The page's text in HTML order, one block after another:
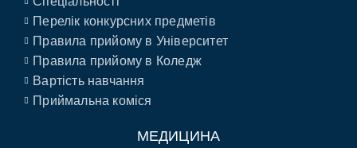
Перелік конкурсних предметів
Правила прийому в Університет
Правила прийому в Коледж
Вартість навчання
Приймальна коміся
МЕДИЦИНА